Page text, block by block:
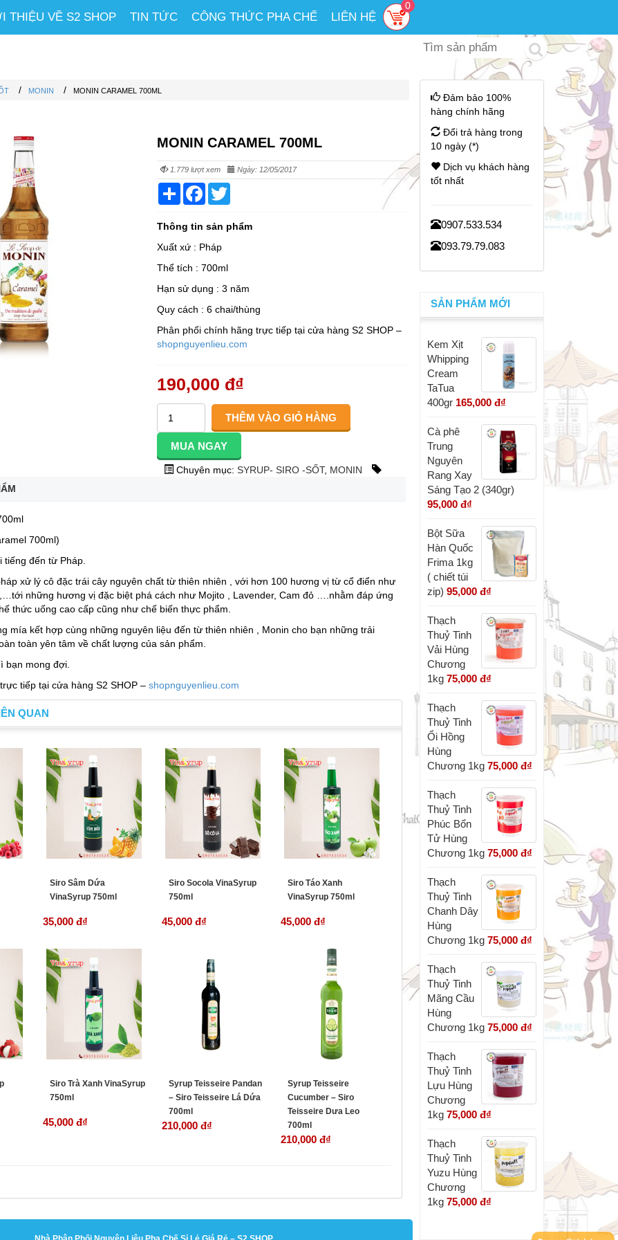
THIỆU VỀ S2 SHOP TIN TỨC CÔNG THỨC PHA CHẾ LIÊN HỆ
0
/ MONIN / MONIN CARAMEL 700ML
MONIN CARAMEL 700ML
1.779 lượt xem Ngày: 12/05/2017
Share Facebook
Thông tin sản phẩm
Xuất xứ : Pháp
Thể tích : 700ml
Hạn sử dụng : 3 năm
Quy cách : 6 chai/thùng
Phân phối chính hãng trực tiếp tại cửa hàng S2 SHOP –
shopnguyenlieu.com
190,000 đ₫
Chuyên mục: SYRUP- SIRO -SỐT, MONIN
700ml)
đến từ Pháp.
xử lý cô đặc trái cây nguyên chất từ thiên nhiên , với hơn 100 hương vị từ cổ điển như
những hương vị đặc biệt phá cách như Mojito , Lavender, Cam đỏ ….nhằm đáp ứng
thức uống cao cấp cũng như chế biến thực phẩm.
mía kết hợp cùng những nguyên liệu đến từ thiên nhiên , Monin cho bạn những trải
toàn yên tâm về chất lượng của sản phẩm.
bạn mong đợi.
tiếp tại cửa hàng S2 SHOP – shopnguyenlieu.com
QUAN
Siro Sâm Dứa
VinaSyrup 750ml
35,000 đ₫
Siro Socola VinaSyrup
750ml
45,000 đ₫
Siro Táo Xanh
VinaSyrup 750ml
45,000 đ₫
Siro Trà Xanh VinaSyrup
750ml
45,000 đ₫
Syrup Teisseire Pandan
– Siro Teisseire Lá Dứa
700ml
210,000 đ₫
Syrup Teisseire
Cucumber – Siro
Teisseire Dưa Leo
700ml
210,000 đ₫
Đảm bảo 100%
hàng chính hãng
Đổi trả hàng trong
10 ngày (*)
Dịch vụ khách hàng
tốt nhất
0907.533.534
093.79.79.083
SẢN PHẨM MỚI
Kem Xịt
Whipping
Cream
TaTua
400gr 165,000 đ₫
Cà phê
Trung
Nguyên
Rang Xay
Sáng Tạo 2 (340gr)
95,000 đ₫
Bột Sữa
Hàn Quốc
Frima 1kg
( chiết túi
zip) 95,000 đ₫
Thạch
Thuỷ Tinh
Vải Hùng
Chương
1kg 75,000 đ₫
Thạch
Thuỷ Tinh
Ổi Hồng
Hùng
Chương 1kg 75,000 đ₫
Thạch
Thuỷ Tinh
Phúc Bổn
Tử Hùng
Chương 1kg 75,000 đ₫
Thạch
Thuỷ Tinh
Chanh Dây
Hùng
Chương 1kg 75,000 đ₫
Thạch
Thuỷ Tinh
Mãng Cầu
Hùng
Chương 1kg 75,000 đ₫
Thạch
Thuỷ Tinh
Lựu Hùng
Chương
1kg 75,000 đ₫
Thạch
Thuỷ Tinh
Yuzu Hùng
Chương
1kg 75,000 đ₫